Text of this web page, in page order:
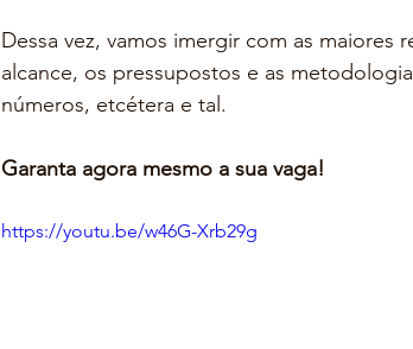
Dessa vez, vamos imergir com as
alcance, os pressupostos e as
números, etcétera e tal.
Garanta agora mesmo a sua vaga!
https://youtu.be/w46G-Xrb29g